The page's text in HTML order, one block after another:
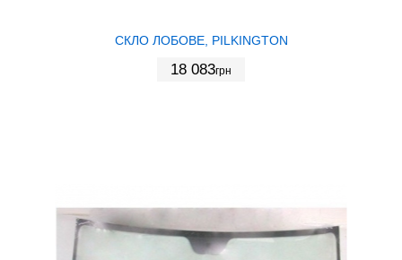
СКЛО ЛОБОВЕ, PILKINGTON
18 083грн